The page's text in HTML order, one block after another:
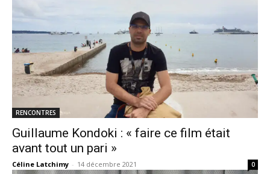
RENCONTRES
Guillaume Kondoki : « faire ce film était
avant tout un pari »
Céline Latchimy - 14 décembre 2021 0